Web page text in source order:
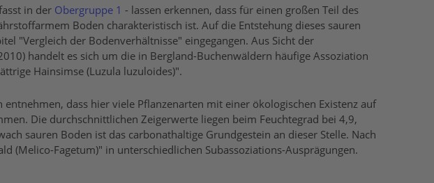
in der Obergruppe 1 - lassen erkennen, dass für einen großen Teil des
Boden charakteristisch ist. Auf die Entstehung dieses sauren
"Vergleich der Bodenverhältnisse" eingegangen. Aus Sicht der
handelt es sich um die in Bergland-Buchenwäldern häufige Assoziation
Hainsimse (Luzula luzuloides)".
dass hier viele Pflanzenarten mit einer ökologischen Existenz auf
Die durchschnittlichen Zeigerwerte liegen beim Feuchtegrad bei 4,9,
sauren Boden ist das carbonathaltige Grundgestein an dieser Stelle. Nach
(Melico-Fagetum)" in unterschiedlichen Subassoziations-Ausprägungen.